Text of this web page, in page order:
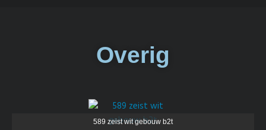
Overig
589 zeist wit gebouw b2t